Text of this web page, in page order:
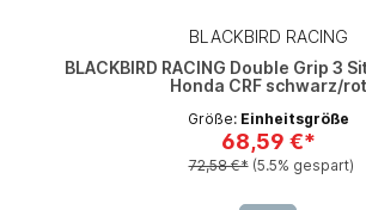
BLACKBIRD RACING
BLACKBIRD RACING Double Grip 3
Honda CRF schwarz/rot
Größe: Einheitsgröße
68,59 €*
72,58 €* (5.5% gespart)